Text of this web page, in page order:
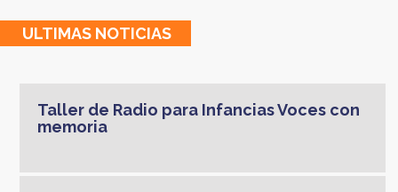
ULTIMAS NOTICIAS
Taller de Radio para Infancias Voces con
memoria